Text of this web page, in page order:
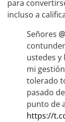
para
incluso a
Señores
ustedes
mi
tolerado
pasado
punto de
https://